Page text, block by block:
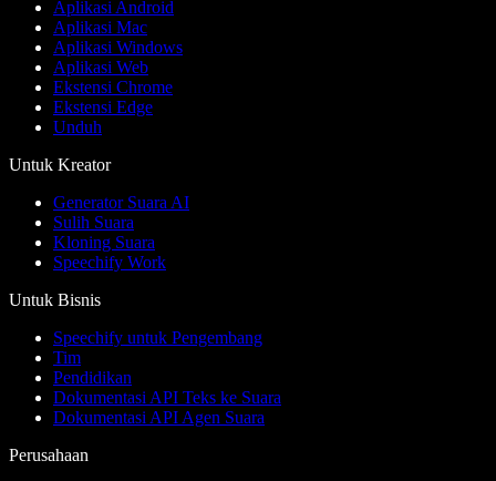
Aplikasi Android
Aplikasi Mac
Aplikasi Windows
Aplikasi Web
Ekstensi Chrome
Ekstensi Edge
Unduh
Untuk Kreator
Generator Suara AI
Sulih Suara
Kloning Suara
Speechify Work
Untuk Bisnis
Speechify untuk Pengembang
Tim
Pendidikan
Dokumentasi API Teks ke Suara
Dokumentasi API Agen Suara
Perusahaan